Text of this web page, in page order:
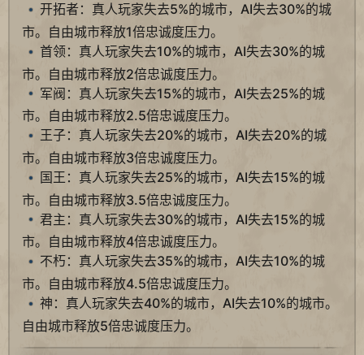
开拓者：真人玩家失去5%的城市，AI失去30%的城
市。自由城市释放1倍忠诚度压力。
首领：真人玩家失去10%的城市，AI失去30%的城
市。自由城市释放2倍忠诚度压力。
军阀：真人玩家失去15%的城市，AI失去25%的城
市。自由城市释放2.5倍忠诚度压力。
王子：真人玩家失去20%的城市，AI失去20%的城
市。自由城市释放3倍忠诚度压力。
国王：真人玩家失去25%的城市，AI失去15%的城
市。自由城市释放3.5倍忠诚度压力。
君主：真人玩家失去30%的城市，AI失去15%的城
市。自由城市释放4倍忠诚度压力。
不朽：真人玩家失去35%的城市，AI失去10%的城
市。自由城市释放4.5倍忠诚度压力。
神：真人玩家失去40%的城市，AI失去10%的城市。
自由城市释放5倍忠诚度压力。